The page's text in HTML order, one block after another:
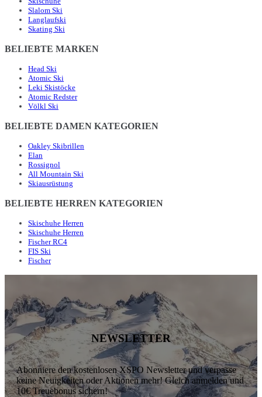
Slalom Ski
Langlaufski
Skating Ski
BELIEBTE MARKEN
Head Ski
Atomic Ski
Leki Skistöcke
Atomic Redster
Völkl Ski
BELIEBTE DAMEN KATEGORIEN
Oakley Skibrillen
Elan
Rossignol
All Mountain Ski
Skiausrüstung
BELIEBTE HERREN KATEGORIEN
Skischuhe Herren
Skischuhe Herren
Fischer RC4
FIS Ski
Fischer
NEWSLETTER
Abonniere den kostenlosen XSPO Newsletter und verpasse
keine Neuigkeiten oder Aktionen mehr! Gleich anmelden und
10€ Treuebonus sichern!